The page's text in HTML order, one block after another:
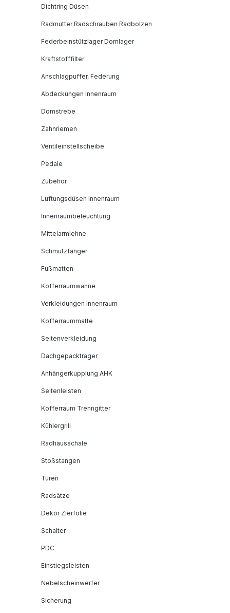
Dichtring Düsen
Radmutter Radschrauben Radbolzen
Federbeinstützlager Domlager
Kraftstofffilter
Anschlagpuffer, Federung
Abdeckungen Innenraum
Domstrebe
Zahnriemen
Ventileinstellscheibe
Pedale
Zubehör
Lüftungsdüsen Innenraum
Innenraumbeleuchtung
Mittelarmlehne
Schmutzfänger
Fußmatten
Kofferraumwanne
Verkleidungen Innenraum
Kofferraummatte
Seitenverkleidung
Dachgepäckträger
Anhängerkupplung AHK
Seitenleisten
Kofferraum Trenngitter
Kühlergrill
Radhausschale
Stoßstangen
Türen
Radsätze
Dekor Zierfolie
Schalter
PDC
Einstiegsleisten
Nebelscheinwerfer
Sicherung